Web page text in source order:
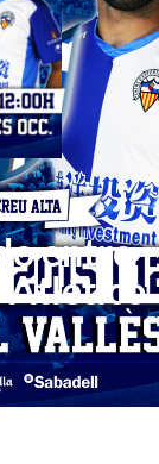
entre
Atlético